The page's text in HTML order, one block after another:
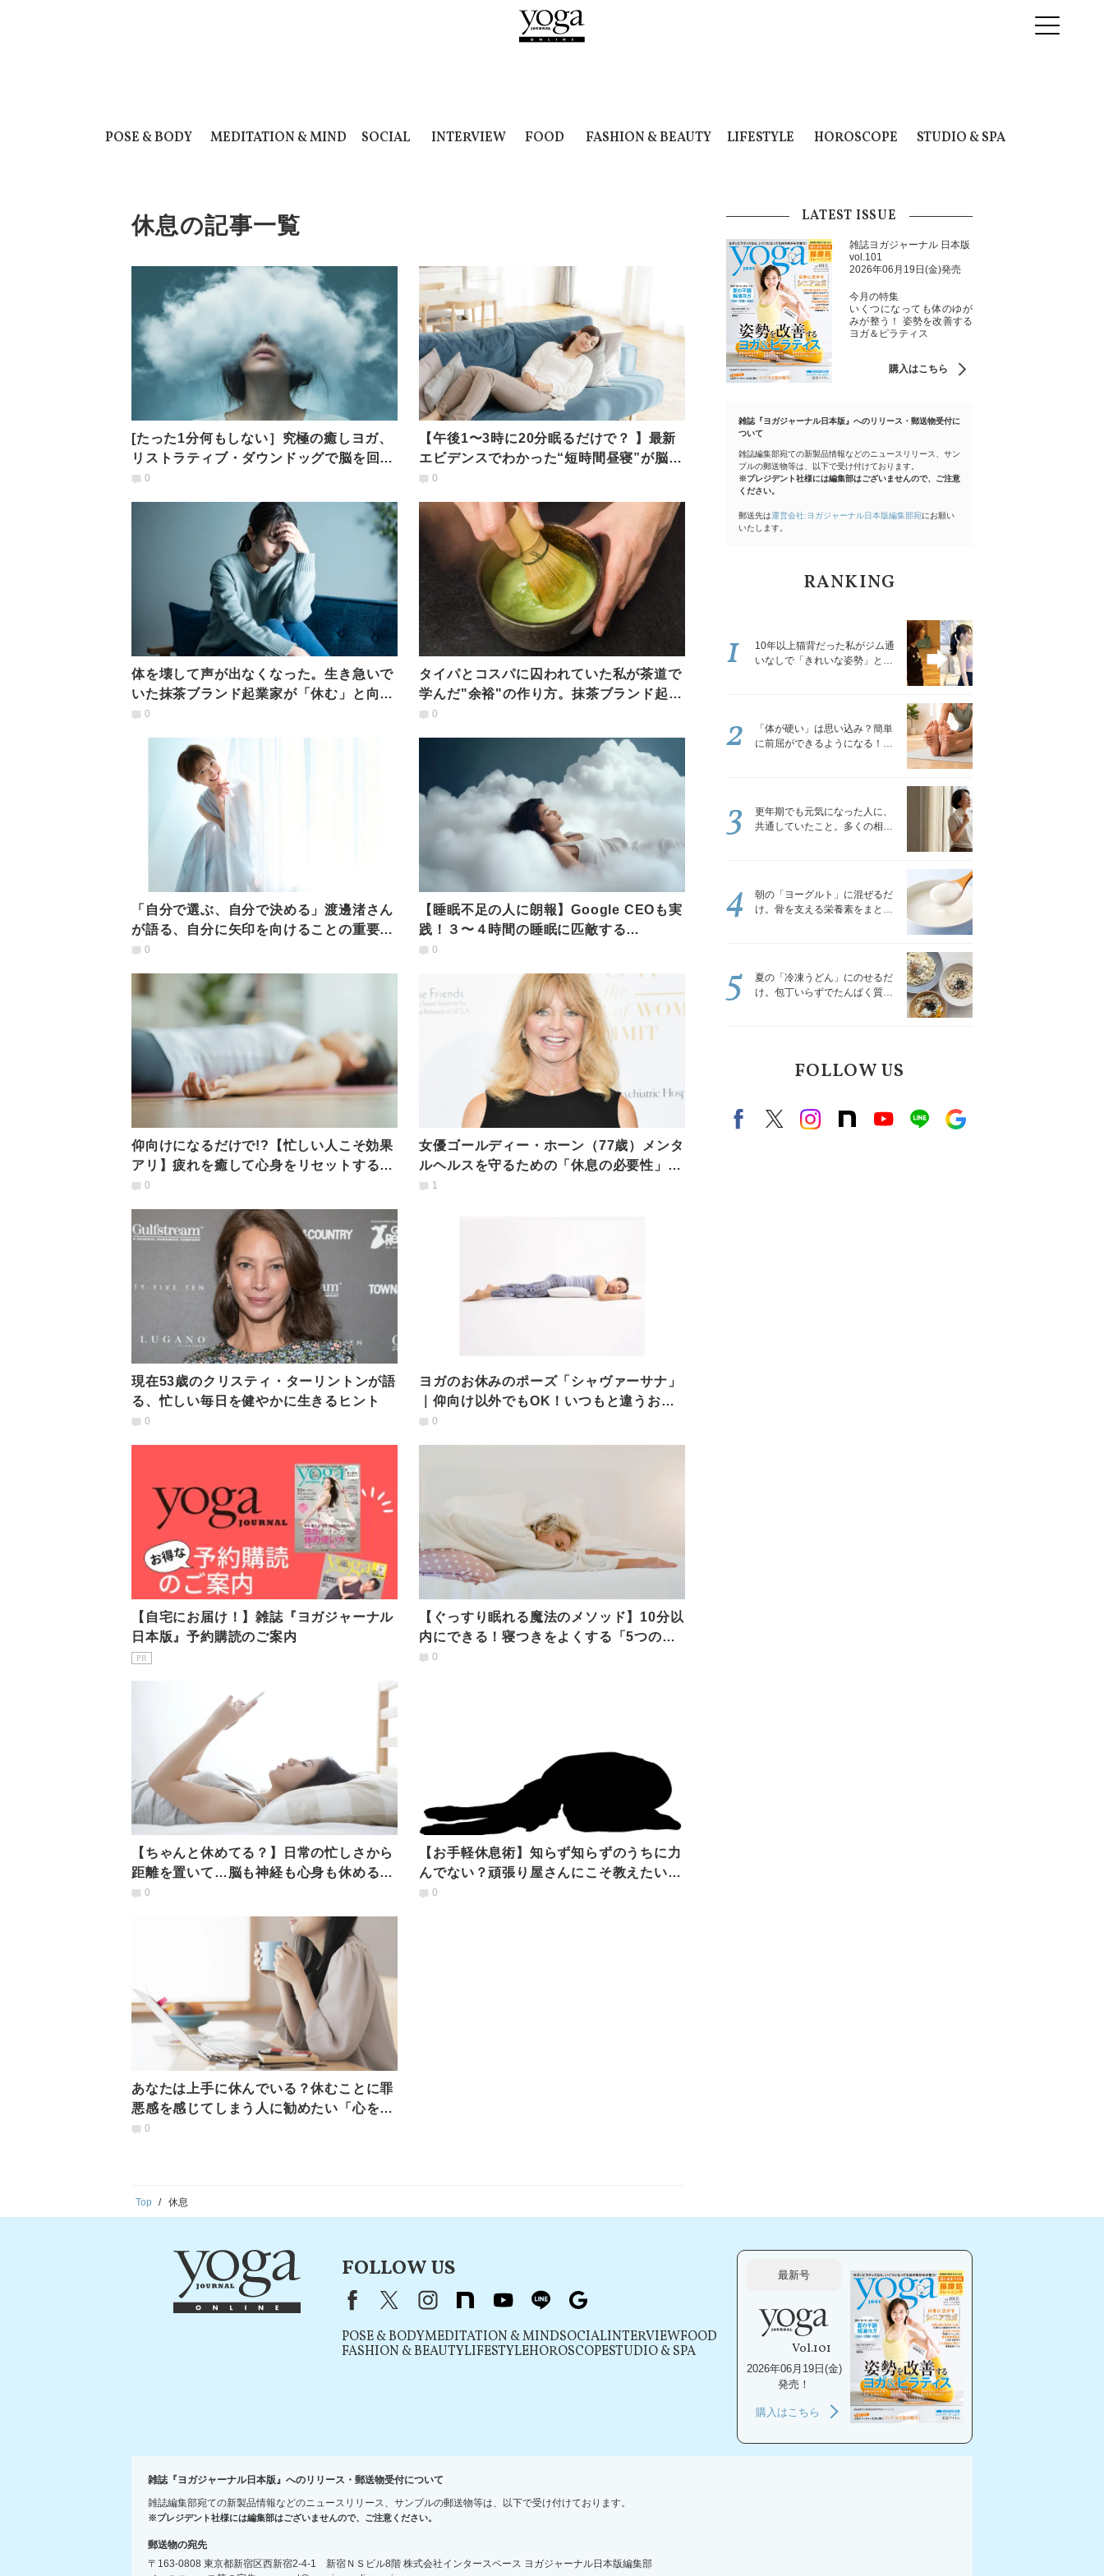
POSE & BODY MEDITATION & MIND SOCIAL INTERVIEW FOOD FASHION & BEAUTY LIFESTYLE HOROSCOPE STUDIO & SPA
休息の記事一覧
[たった1分何もしない］究極の癒しヨガ、
リストラティブ・ダウンドッグで脳を回復
させる
0
【午後1〜3時に20分眠るだけで？ 】最新
エビデンスでわかった“短時間昼寝”が脳の
働きを回復させるメカニズム
0
体を壊して声が出なくなった。生き急いで
いた抹茶ブランド起業家が「休む」と向き
合うまで【体験談】
0
タイパとコスパに囚われていた私が茶道で
学んだ"余裕"の作り方。抹茶ブランド起業
家の転機｜経験談
0
「自分で選ぶ、自分で決める」渡邊渚さん
が語る、自分に矢印を向けることの重要性
｜インタビュー後編
0
【睡眠不足の人に朗報】Google CEOも実
践！３〜４時間の睡眠に匹敵する
「NSDR」とは？
0
仰向けになるだけで!?【忙しい人こそ効果
アリ】疲れを癒して心身をリセットするヨ
ガのポーズ
0
女優ゴールディー・ホーン（77歳）メンタ
ルヘルスを守るための「休息の必要性」を
語る
1
現在53歳のクリスティ・ターリントンが語
る、忙しい毎日を健やかに生きるヒント
0
ヨガのお休みのポーズ「シャヴァーサナ」
｜仰向け以外でもOK！いつもと違うおす
すめシャヴァーサナ
0
【自宅にお届け！】雑誌『ヨガジャーナル
日本版』予約購読のご案内
PR
【ぐっすり眠れる魔法のメソッド】10分以
内にできる！寝つきをよくする「5つの簡
単ストレッチ」
0
【ちゃんと休めてる？】日常の忙しさから
距離を置いて…脳も神経も心身も休める方
法0
【お手軽休息術】知らず知らずのうちに力
んでない？頑張り屋さんにこそ教えたいチ
ャイルドポーズ
0
あなたは上手に休んでいる？休むことに罪
悪感を感じてしまう人に勧めたい「心を休
める3つの方法」
0
Top 休息
LATEST ISSUE
雑誌ヨガジャーナル 日本版
vol.101
2026年06月19日(金)発売
今月の特集
いくつになっても体のゆが
みが整う！ 姿勢を改善する
ヨガ＆ピラティス
購入はこちら
雑誌『ヨガジャーナル日本版』へのリリース・郵送物受付に
ついて
雑誌編集部宛ての新製品情報などのニュースリリース、サン
プルの郵送物等は、以下で受け付けております。
※プレジデント社様には編集部はございませんので、ご注意
ください。
郵送先は運営会社:ヨガジャーナル日本版編集部宛にお願い
いたします。
RANKING
10年以上猫背だった私がジム通
いなしで「きれいな姿勢」と褒
1
「体が硬い」は思い込み？簡単
に前屈ができるようになる！腿
2
更年期でも元気になった人に、
共通していたこと。多くの相談
3
朝の「ヨーグルト」に混ぜるだ
け。骨を支える栄養素をまとめ
4
夏の「冷凍うどん」にのせるだ
け。包丁いらずでたんぱく質を
5
FOLLOW US
FacebookX（旧twitter）
instagram
note Youtubeline
FOLLOW US
FacebookX（旧Twitter）
instagram
note youtube line
POSE & BODYMEDITATION & MINDSOCIALINTERVIEWFOOD
FASHION & BEAUTYLIFESTYLEHOROSCOPESTUDIO & SPA
最新号
Vol.101
2026年06月19日(金)
発売！
購入はこちら
雑誌『ヨガジャーナル日本版』へのリリース・郵送物受付について
雑誌編集部宛ての新製品情報などのニュースリリース、サンプルの郵送物等は、以下で受け付けております。
※プレジデント社様には編集部はございませんので、ご注意ください。
郵送物の宛先
〒163-0808 東京都新宿区西新宿2-4-1 新宿ＮＳビル8階 株式会社インタースペース ヨガジャーナル日本版編集部